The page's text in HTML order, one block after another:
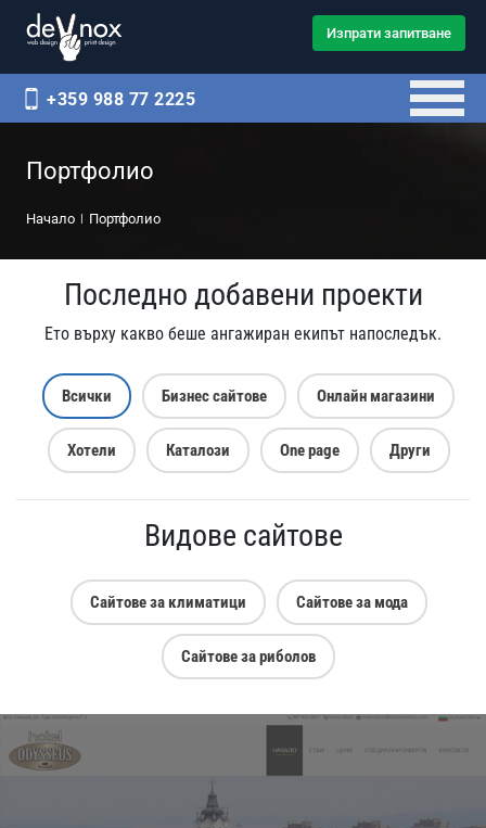
Изпрати запитване
+359 988 77 2225
Портфолио
Начало Портфолио
Последно добавени проекти
Ето върху какво беше ангажиран екипът напоследък.
Всички Бизнес сайтове Онлайн магазини
Хотели Каталози One page Други
Видове сайтове
Сайтове за климатици Сайтове за мода
Сайтове за риболов